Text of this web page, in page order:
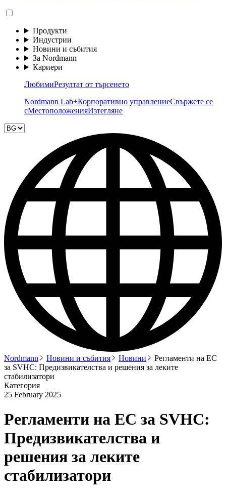
Продукти
Индустрии
Новини и събития
За Nordmann
Кариери
ЛюбимиРезултат от търсенето
Nordmann Lab+Корпоративно управлениеСвържете се
сМестоположенияИзтегляне
Nordmann Новини и събития Новини
Регламенти на ЕС
за SVHC: Предизвикателства и решения за леките
стабилизатори
Категория
25 February 2025
Регламенти на ЕС за SVHC:
Предизвикателства и
решения за леките
стабилизатори